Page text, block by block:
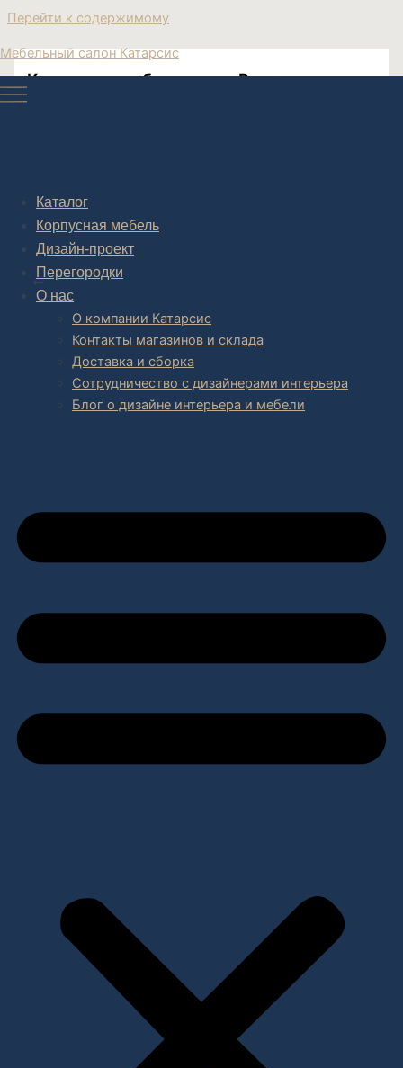
Перейти к содержимому
Мебельный салон Катарсис
Каталог
Корпусная мебель
Дизайн-проект
Перегородки
О нас
О компании Катарсис
Контакты магазинов и склада
Доставка и сборка
Сотрудничество с дизайнерами интерьера
Блог о дизайне интерьера и мебели
Корпусная мебель кухни Ренессанс
Post navigation
НАЗАД